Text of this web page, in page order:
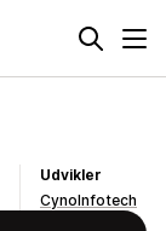
Udvikler
CynoInfotech